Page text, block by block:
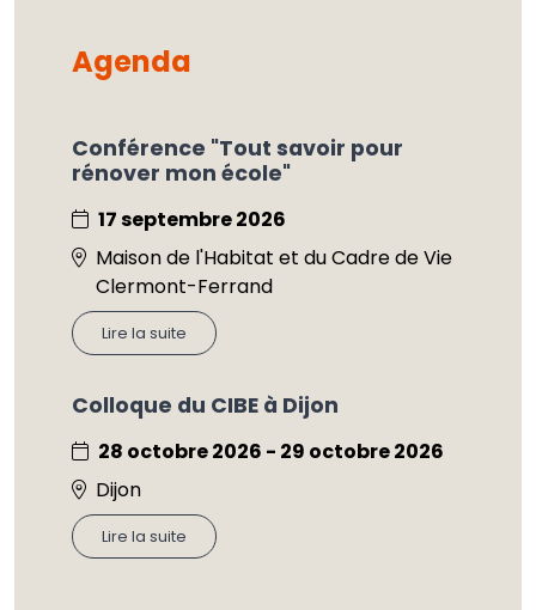
Agenda
Conférence "Tout savoir pour
rénover mon école"
17 septembre 2026
Maison de l'Habitat et du Cadre de Vie
Clermont-Ferrand
Lire la suite
Colloque du CIBE à Dijon
28 octobre 2026 - 29 octobre 2026
Dijon
Lire la suite